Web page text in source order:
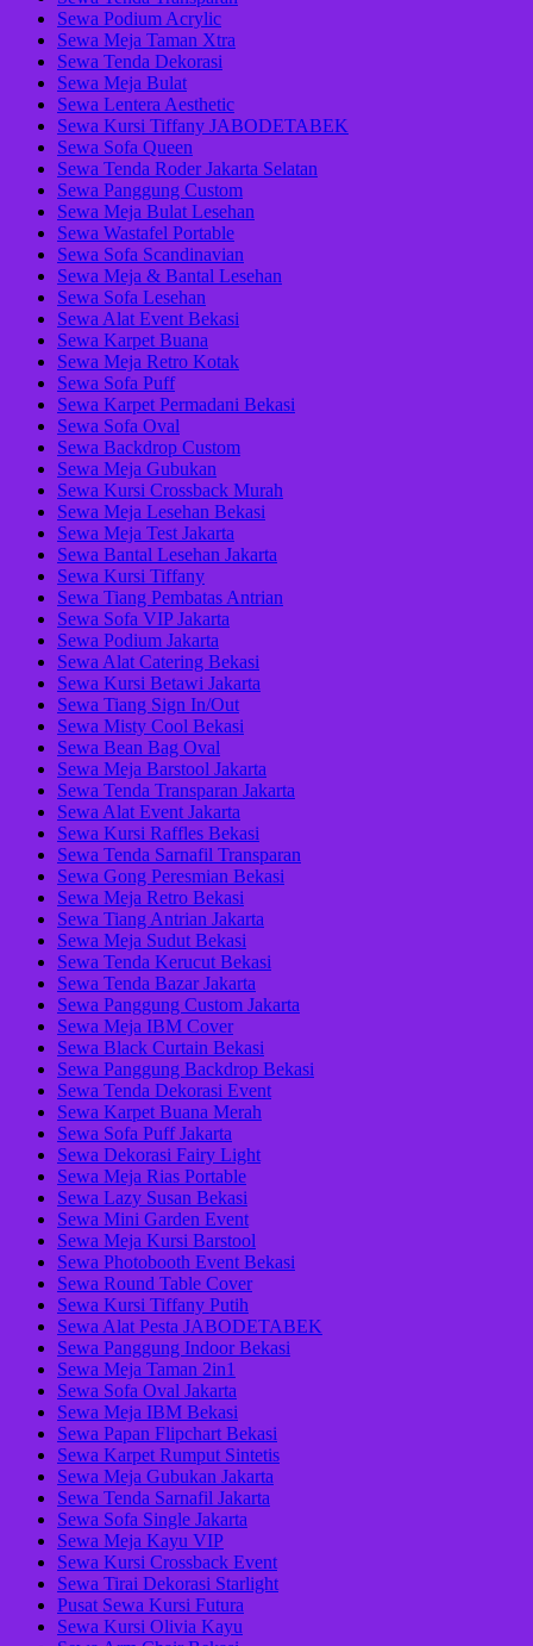
Sewa Podium Acrylic
Sewa Meja Taman Xtra
Sewa Tenda Dekorasi
Sewa Meja Bulat
Sewa Lentera Aesthetic
Sewa Kursi Tiffany JABODETABEK
Sewa Sofa Queen
Sewa Tenda Roder Jakarta Selatan
Sewa Panggung Custom
Sewa Meja Bulat Lesehan
Sewa Wastafel Portable
Sewa Sofa Scandinavian
Sewa Meja & Bantal Lesehan
Sewa Sofa Lesehan
Sewa Alat Event Bekasi
Sewa Karpet Buana
Sewa Meja Retro Kotak
Sewa Sofa Puff
Sewa Karpet Permadani Bekasi
Sewa Sofa Oval
Sewa Backdrop Custom
Sewa Meja Gubukan
Sewa Kursi Crossback Murah
Sewa Meja Lesehan Bekasi
Sewa Meja Test Jakarta
Sewa Bantal Lesehan Jakarta
Sewa Kursi Tiffany
Sewa Tiang Pembatas Antrian
Sewa Sofa VIP Jakarta
Sewa Podium Jakarta
Sewa Alat Catering Bekasi
Sewa Kursi Betawi Jakarta
Sewa Tiang Sign In/Out
Sewa Misty Cool Bekasi
Sewa Bean Bag Oval
Sewa Meja Barstool Jakarta
Sewa Tenda Transparan Jakarta
Sewa Alat Event Jakarta
Sewa Kursi Raffles Bekasi
Sewa Tenda Sarnafil Transparan
Sewa Gong Peresmian Bekasi
Sewa Meja Retro Bekasi
Sewa Tiang Antrian Jakarta
Sewa Meja Sudut Bekasi
Sewa Tenda Kerucut Bekasi
Sewa Tenda Bazar Jakarta
Sewa Panggung Custom Jakarta
Sewa Meja IBM Cover
Sewa Black Curtain Bekasi
Sewa Panggung Backdrop Bekasi
Sewa Tenda Dekorasi Event
Sewa Karpet Buana Merah
Sewa Sofa Puff Jakarta
Sewa Dekorasi Fairy Light
Sewa Meja Rias Portable
Sewa Lazy Susan Bekasi
Sewa Mini Garden Event
Sewa Meja Kursi Barstool
Sewa Photobooth Event Bekasi
Sewa Round Table Cover
Sewa Kursi Tiffany Putih
Sewa Alat Pesta JABODETABEK
Sewa Panggung Indoor Bekasi
Sewa Meja Taman 2in1
Sewa Sofa Oval Jakarta
Sewa Meja IBM Bekasi
Sewa Papan Flipchart Bekasi
Sewa Karpet Rumput Sintetis
Sewa Meja Gubukan Jakarta
Sewa Tenda Sarnafil Jakarta
Sewa Sofa Single Jakarta
Sewa Meja Kayu VIP
Sewa Kursi Crossback Event
Sewa Tirai Dekorasi Starlight
Pusat Sewa Kursi Futura
Sewa Kursi Olivia Kayu